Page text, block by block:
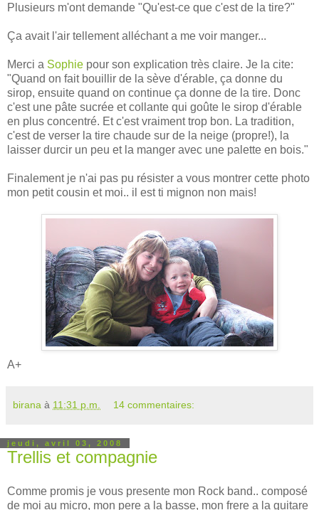
Plusieurs m'ont demande "Qu'est-ce que c'est de la tire?"
Ça avait l'air tellement alléchant a me voir manger...
Merci a Sophie pour son explication très claire. Je la cite:
"Quand on fait bouillir de la sève d'érable, ça donne du
sirop, ensuite quand on continue ça donne de la tire. Donc
c'est une pâte sucrée et collante qui goûte le sirop d'érable
en plus concentré. Et c'est vraiment trop bon. La tradition,
c'est de verser la tire chaude sur de la neige (propre!), la
laisser durcir un peu et la manger avec une palette en bois."
Finalement je n'ai pas pu résister a vous montrer cette photo
mon petit cousin et moi.. il est ti mignon non mais!
A+
birana à 11:31 p.m. 14 commentaires:
jeudi, avril 03, 2008
Trellis et compagnie
Comme promis je vous presente mon Rock band.. composé
de moi au micro, mon pere a la basse, mon frere a la guitare